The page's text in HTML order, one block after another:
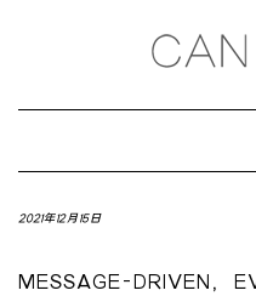
2021年12月15日
MESSAGE-DRIVEN，